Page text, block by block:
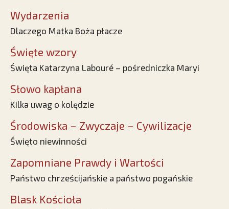
Wydarzenia
Dlaczego Matka Boża płacze
Święte wzory
Święta Katarzyna Labouré – pośredniczka Maryi
Słowo kapłana
Kilka uwag o kolędzie
Środowiska – Zwyczaje – Cywilizacje
Święto niewinności
Zapomniane Prawdy i Wartości
Państwo chrześcijańskie a państwo pogańskie
Blask Kościoła